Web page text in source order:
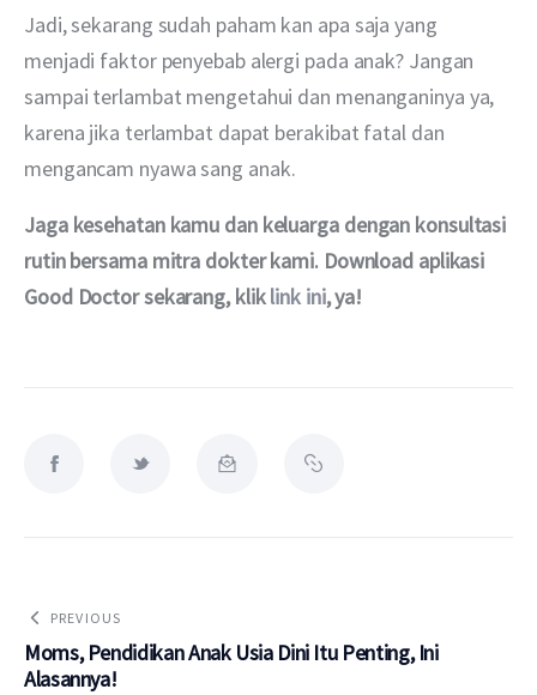
Jadi, sekarang sudah paham kan apa saja yang
menjadi faktor penyebab alergi pada anak? Jangan
sampai terlambat mengetahui dan menanganinya ya,
karena jika terlambat dapat berakibat fatal dan
mengancam nyawa sang anak.
Jaga kesehatan kamu dan keluarga dengan konsultasi
rutin bersama mitra dokter kami. Download aplikasi
Good Doctor sekarang, klik link ini, ya!
PREVIOUS
Moms, Pendidikan Anak Usia Dini Itu Penting, Ini
Alasannya!